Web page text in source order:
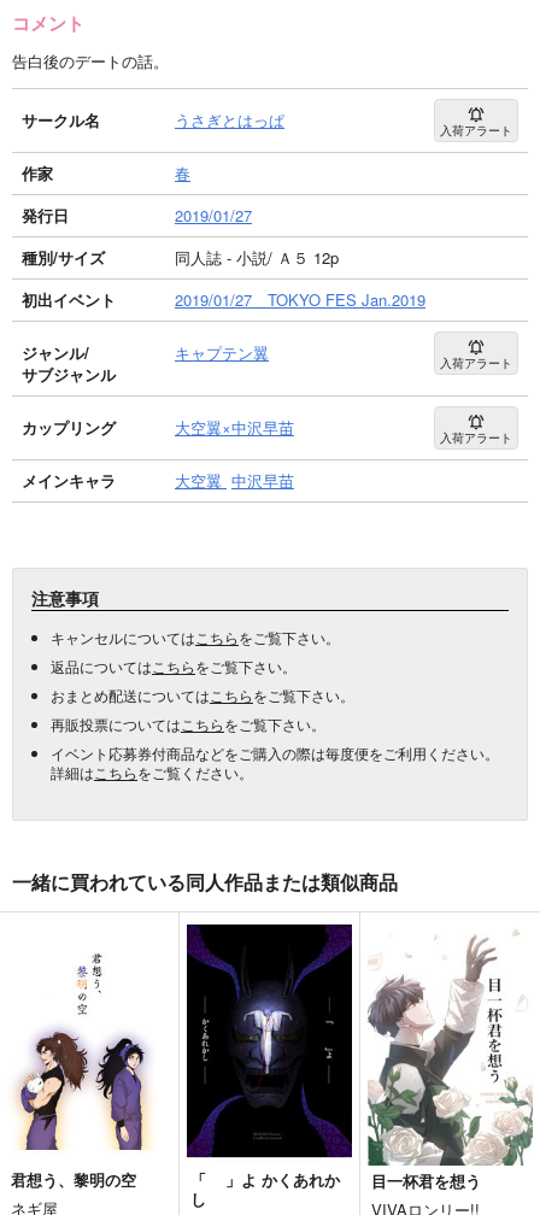
コメント
告白後のデートの話。
サークル名 うさぎとはっぱ 入荷アラート
作家
春
発行日
2019/01/27
種別/サイズ
同人誌 - 小説/ Ａ５ 12p
初出イベント
2019/01/27 TOKYO FES Jan.2019
ジャンル/
サブジャンル
キャプテン翼 入荷アラート
カップリング 大空翼×中沢早苗 入荷アラート
メインキャラ 大空翼 中沢早苗
注意事項
キャンセルについては こちらをご覧下さい。
返品については こちらをご覧下さい。
おまとめ配送については こちらをご覧下さい。
再販投票については こちらをご覧下さい。
イベント応募券付商品などをご購入の際は毎度便をご利用ください。
詳細は こちらをご覧ください。
一緒に買われている同人作品または類似商品
君想う、黎明の空
ネギ屋
「 」よ かくあれか
し
目一杯君を想う
VIVAロンリー!!